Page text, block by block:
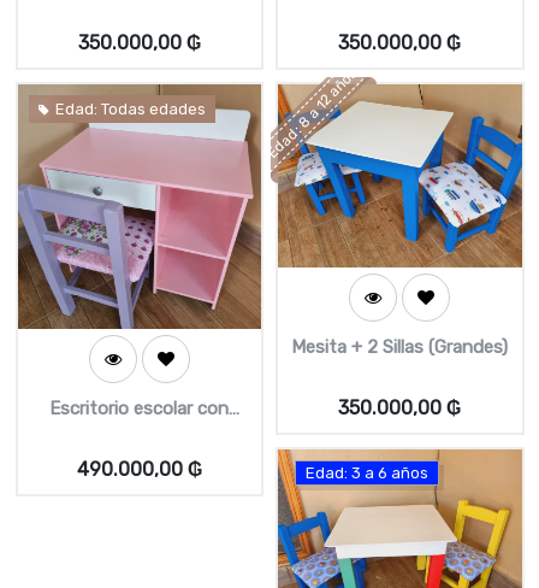
350.000,00₲ 350.000,00 ₲
Edad: Todas edades
Escritorio escolar con
490.000,00₲
Edad: 8 a 12 años
Mesita + 2 Sillas (Grandes)
350.000,00 ₲
Edad: 3 a 6 años